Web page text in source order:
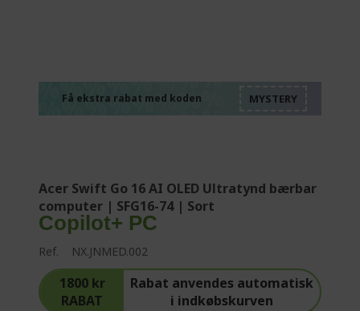
Få ekstra rabat med koden
Acer Swift Go 16 AI OLED Ultratynd bærbar
computer | SFG16-74 | Sort
Copilot+ PC
Ref. NX.JNMED.002
1800 kr
RABAT
Rabat anvendes automatisk
i indkøbskurven